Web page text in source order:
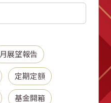
月展望報告
定期定額
基金開箱